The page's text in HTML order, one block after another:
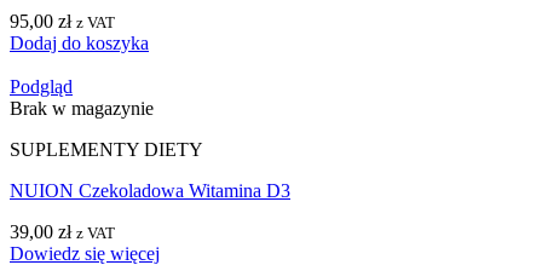
95,00 zł z VAT
Dodaj do koszyka
Podgląd
Brak w magazynie
SUPLEMENTY DIETY
NUION Czekoladowa Witamina D3
39,00 zł z VAT
Dowiedz się więcej